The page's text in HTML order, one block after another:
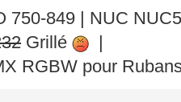
750-849 | NUC
Grillé
|
RGBW pour